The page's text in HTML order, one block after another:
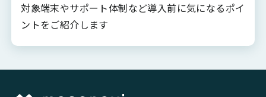
対象端末やサポート体制など導入前に気になるポイ
ントをご紹介します